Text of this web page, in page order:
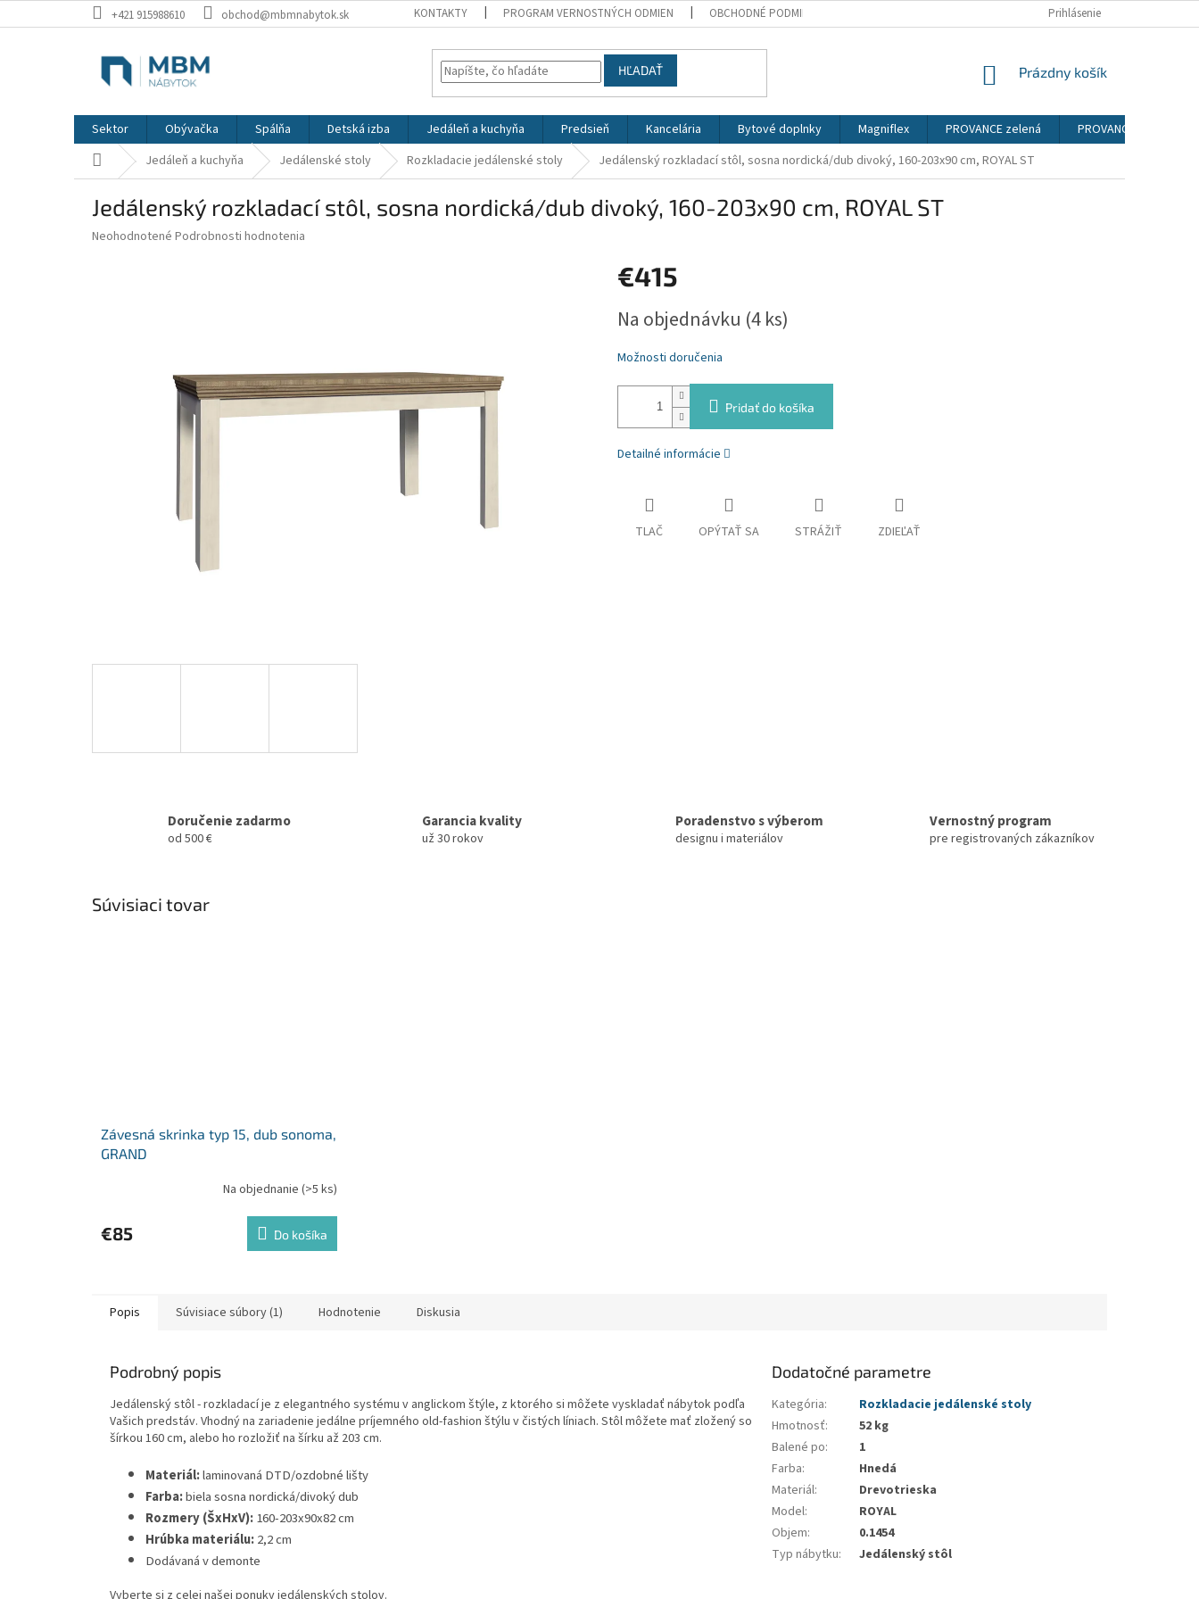
na
+421 915988610 obchod@mbmnabytok.sk KONTAKTY PROGRAM VERNOSTNÝCH ODMIEN OBCHODNÉ PODMIENKY PODMIENKY OCHRANY OSOBNÝCH ÚDAJOVPrihlásenie
HĽADAŤ
NÁKUPNÝ
Prázdny košík
Sektor Obývačka Spálňa Detská izba Jedáleň a kuchyňa Predsieň Kancelária Bytové doplnky Magniflex PROVANCE zelená
PROVANCE sosna
Domov Jedáleň a kuchyňa Jedálenské stoly Rozkladacie jedálenské stoly Jedálenský rozkladací stôl, sosna nordická/dub divoký, 160-203x90 cm, ROYAL ST
Jedálenský rozkladací stôl, sosna nordická/dub divoký, 160-203x90 cm, ROYAL ST
Priemerné
Neohodnotené Podrobnosti hodnotenia
€415
cena:
Na objednávku (4 ks)
Možnosti doručenia
Pridať do košíka
Detailné informácie
TLAČ OPÝTAŤ SA STRÁŽIŤ ZDIEĽAŤ
Doručenie zadarmo
od 500 €
Garancia kvality
už 30 rokov
Poradenstvo s výberom
designu i materiálov
Vernostný program
pre registrovaných zákazníkov
Súvisiaci tovar
Závesná skrinka typ 15, dub sonoma,
GRAND
Na objednanie (>5 ks)
€85 Do košíka
Popis Súvisiace súbory (1) Hodnotenie Diskusia
Podrobný popis
Jedálenský stôl - rozkladací je z elegantného systému v anglickom štýle, z ktorého si môžete vyskladať nábytok podľa
Vašich predstáv. Vhodný na zariadenie jedálne príjemného old-fashion štýlu v čistých líniach. Stôl môžete mať zložený so
šírkou 160 cm, alebo ho rozložiť na šírku až 203 cm.
Materiál:laminovaná DTD/ozdobné lišty
Farba:biela sosna nordická/divoký dub
Rozmery (ŠxHxV):160-203x90x82 cm
Hrúbka materiálu:2,2 cm
Dodávaná v demonte
Vyberte si z celej našej ponuky jedálenských stolov.
Dodatočné parametre
Kategória:
Rozkladacie jedálenské stoly
Hmotnosť:
52 kg
Balené po:
1
Farba:
Hnedá
Materiál:
Drevotrieska
Model:
ROYAL
Objem:
0.1454
Typ nábytku: Jedálenský stôl